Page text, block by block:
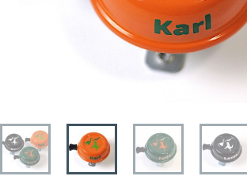
STREET-TAG® Ersatz-Folien
Philosophie
Geschichte
Kontakt